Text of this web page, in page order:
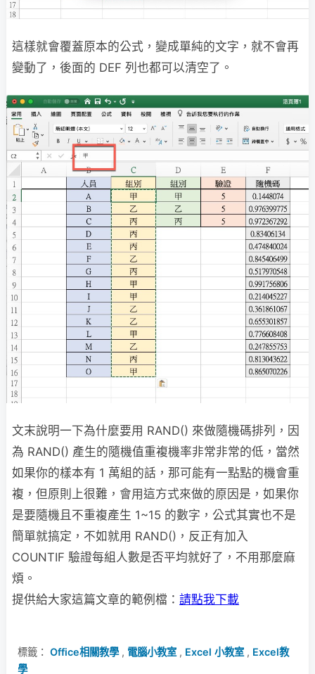
這樣就會覆蓋原本的公式，變成單純的文字，就不會再
變動了，後面的 DEF 列也都可以清空了。
文末說明一下為什麼要用 RAND() 來做隨機碼排列，因
為 RAND() 產生的隨機值重複機率非常非常的低，當然
如果你的樣本有 1 萬組的話，那可能有一點點的機會重
複，但原則上很難，會用這方式來做的原因是，如果你
是要隨機且不重複產生 1~15 的數字，公式其實也不是
簡單就搞定，不如就用 RAND()，反正有加入
COUNTIF 驗證每組人數是否平均就好了，不用那麼麻
煩。
提供給大家這篇文章的範例檔： 請點我下載
標籤： Office相關教學, 電腦小教室 , Excel 小教室 , Excel教
學